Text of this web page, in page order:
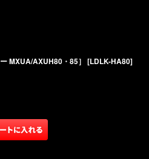
MXUA/AXUH80・85］ [LDLK-HA80]